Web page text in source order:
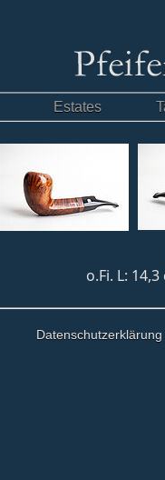
Estates
o.Fi. L:
Datenschutzerklärung